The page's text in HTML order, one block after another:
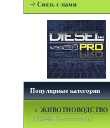
Связь с нами
Популярные категории
ЖИВОТНОВОДСТВО
(32446 Просмотров)